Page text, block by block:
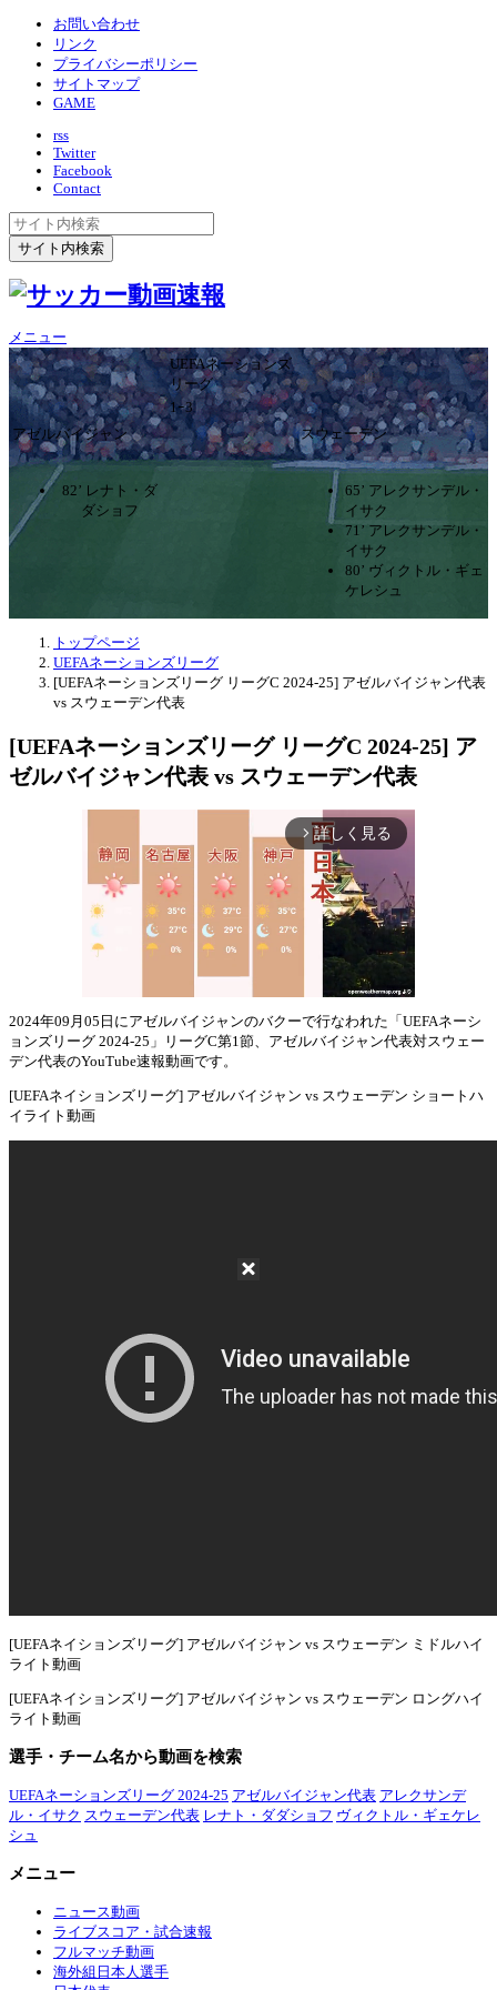
お問い合わせ
リンク
プライバシーポリシー
サイトマップ
GAME
rss
Twitter
Facebook
Contact
メニュー
UEFAネーションズ
リーグ
1ｰ3
アゼルバイジャン
スウェーデン
82’ レナト・ダ
ダショフ
65’ アレクサンデル・
イサク
71’ アレクサンデル・
イサク
80’ ヴィクトル・ギェ
ケレシュ
トップページ
UEFAネーションズリーグ
[UEFAネーションズリーグ リーグC 2024-25] アゼルバイジャン代表
vs スウェーデン代表
[UEFAネーションズリーグ リーグC 2024-25] ア
ゼルバイジャン代表 vs スウェーデン代表
arrow_forward_ios 詳しく見る
2024年09月05日にアゼルバイジャンのバクーで行なわれた「UEFAネーシ
ョンズリーグ 2024-25」リーグC第1節、アゼルバイジャン代表対スウェー
デン代表のYouTube速報動画です。
[UEFAネイションズリーグ] アゼルバイジャン vs スウェーデン ショートハ
イライト動画
[UEFAネイションズリーグ] アゼルバイジャン vs スウェーデン ミドルハイ
ライト動画
[UEFAネイションズリーグ] アゼルバイジャン vs スウェーデン ロングハイ
ライト動画
選手・チーム名から動画を検索
UEFAネーションズリーグ 2024-25 アゼルバイジャン代表 アレクサンデ
ル・イサク スウェーデン代表 レナト・ダダショフ ヴィクトル・ギェケレ
シュ
メニュー
ニュース動画
ライブスコア・試合速報
フルマッチ動画
海外組日本人選手